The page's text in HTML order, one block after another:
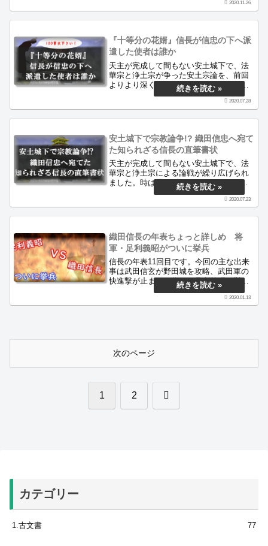
れています。この書状の背景には何があ
2020.11.26
『十等分の花婿』信長が信忠の下へ派
遣した使者は誰か
天主が完成して間もない安土城下で、法
華宗と浄土宗が争った安土宗論を、前回
よりより深く考察します。とりわけ、信
忠へお金の送金を依頼した目的と、その
使者として岐阜へ派遣された『十等分の
2020.07.28
安土城下で宗教論争!? 織田信忠へ宛て
た知られざる信長の直筆書状
天主が完成して間もない安土城下で、法
華宗と浄土宗による論戦が繰り広げられ
ました。時は天正7年(1579)5月。この
時、信長は何を考えどう動いたのか。同
時期に信長が直筆の書状で嫡男信忠に宛
2020.07.23
織田信長の年表ちょっと詳しめ 将
軍・足利義昭がついに挙兵
信長の年表11回目です。今回の主な出来
事は武田信玄が野田城を攻略、武田軍の
快進撃が止まる、将軍・足利義昭が挙
兵、細川藤孝の内通、石山・今堅田の戦
い、和田惟長乱心、髙山友照・重友父子
2020.01.13
次のページ
1 2 次
カテゴリー
1.古文書 77